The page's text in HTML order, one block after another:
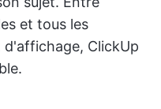
et tous les
ClickUp